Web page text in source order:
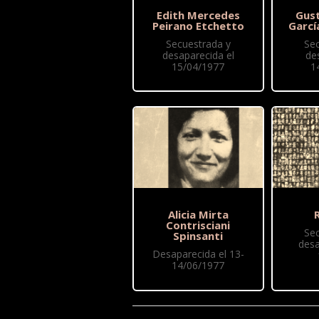
Edith Mercedes
Peirano Etchetto
Secuestrada y
desaparecida el
15/04/1977
Alicia Mirta
Contrisciani
Spinsanti
Desaparecida el 13-
14/06/1977